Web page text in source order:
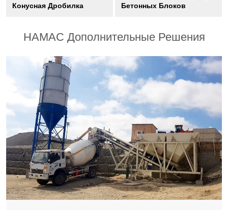
Конусная Дробилка
Бетонных Блоков
HAMAC Дополнительные Решения